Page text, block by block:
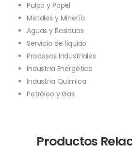
Pulpa y Papel
Metales y Minería
Aguas y Residuos
Servicio de líquido
Procesos Industriales
Industria Energética
Industria Química
Petróleo y Gas
Productos